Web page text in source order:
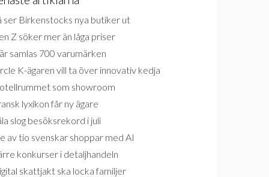
ser Birkenstocks nya butiker ut
Z söker mer än låga priser
samlas 700 varumärken
K-ägaren vill ta över innovativ kedja
som showroom
lyxikon får ny ägare
slog besöksrekord i juli
av tio svenskar shoppar med AI
konkurser i detaljhandeln
skattjakt ska locka familjer